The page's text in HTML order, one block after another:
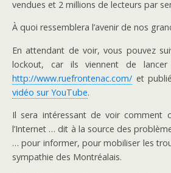
vendues et 2 millions de lecteurs par
À quoi ressemblera l’avenir de nos
En attendant de voir, vous pouvez
lockout, car ils viennent de
http://www.ruefrontenac.com/ et
vidéo sur YouTube.
Il sera intéressant de voir comment
l’Internet … dit à la source des
… pour informer, pour mobiliser les
sympathie des Montréalais.